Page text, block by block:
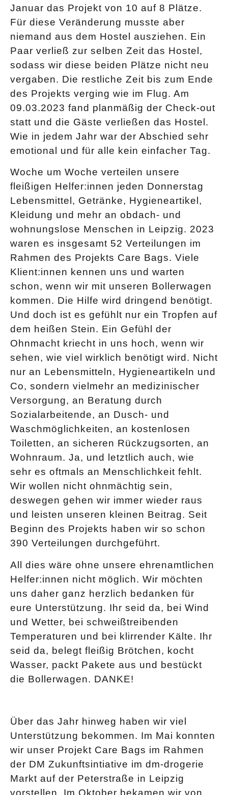
Januar das Projekt von 10 auf 8 Plätze.
Für diese Veränderung musste aber
niemand aus dem Hostel ausziehen. Ein
Paar verließ zur selben Zeit das Hostel,
sodass wir diese beiden Plätze nicht neu
vergaben. Die restliche Zeit bis zum Ende
des Projekts verging wie im Flug. Am
09.03.2023 fand planmäßig der Check-out
statt und die Gäste verließen das Hostel.
Wie in jedem Jahr war der Abschied sehr
emotional und für alle kein einfacher Tag.
Woche um Woche verteilen unsere
fleißigen Helfer:innen jeden Donnerstag
Lebensmittel, Getränke, Hygieneartikel,
Kleidung und mehr an obdach- und
wohnungslose Menschen in Leipzig. 2023
waren es insgesamt 52 Verteilungen im
Rahmen des Projekts Care Bags. Viele
Klient:innen kennen uns und warten
schon, wenn wir mit unseren Bollerwagen
kommen. Die Hilfe wird dringend benötigt.
Und doch ist es gefühlt nur ein Tropfen auf
dem heißen Stein. Ein Gefühl der
Ohnmacht kriecht in uns hoch, wenn wir
sehen, wie viel wirklich benötigt wird. Nicht
nur an Lebensmitteln, Hygieneartikeln und
Co, sondern vielmehr an medizinischer
Versorgung, an Beratung durch
Sozialarbeitende, an Dusch- und
Waschmöglichkeiten, an kostenlosen
Toiletten, an sicheren Rückzugsorten, an
Wohnraum. Ja, und letztlich auch, wie
sehr es oftmals an Menschlichkeit fehlt.
Wir wollen nicht ohnmächtig sein,
deswegen gehen wir immer wieder raus
und leisten unseren kleinen Beitrag. Seit
Beginn des Projekts haben wir so schon
390 Verteilungen durchgeführt.
All dies wäre ohne unsere ehrenamtlichen
Helfer:innen nicht möglich. Wir möchten
uns daher ganz herzlich bedanken für
eure Unterstützung. Ihr seid da, bei Wind
und Wetter, bei schweißtreibenden
Temperaturen und bei klirrender Kälte. Ihr
seid da, belegt fleißig Brötchen, kocht
Wasser, packt Pakete aus und bestückt
die Bollerwagen. DANKE!
Über das Jahr hinweg haben wir viel
Unterstützung bekommen. Im Mai konnten
wir unser Projekt Care Bags im Rahmen
der DM Zukunftsintiative im dm-drogerie
Markt auf der Peterstraße in Leipzig
vorstellen. Im Oktober bekamen wir von